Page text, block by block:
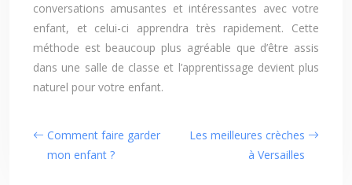
conversations amusantes et intéressantes avec votre
enfant, et celui-ci apprendra très rapidement. Cette
méthode est beaucoup plus agréable que d’être assis
dans une salle de classe et l’apprentissage devient plus
naturel pour votre enfant.
Comment faire garder
mon enfant ?
Les meilleures crèches
à Versailles